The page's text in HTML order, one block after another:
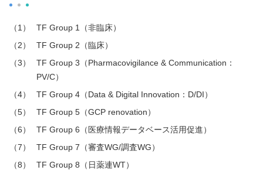
TF Group 1（非臨床）
TF Group 2（臨床）
TF Group 3（Pharmacovigilance & Communication：
PV/C）
TF Group 4（Data & Digital Innovation：D/DI）
TF Group 5（GCP renovation）
TF Group 6（医療情報データベース活用促進）
TF Group 7（審査WG/調査WG）
TF Group 8（日薬連WT）